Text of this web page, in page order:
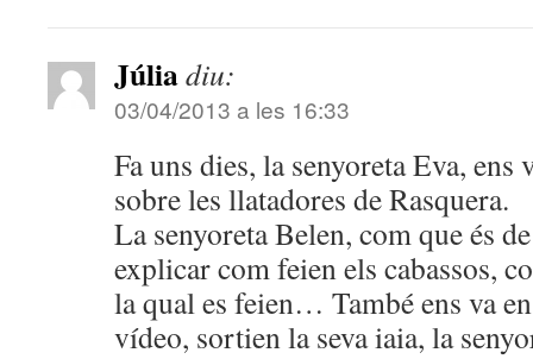
Júliadiu:
03/04/2013 a les 16:33
Fa uns dies, la senyoreta Eva, ens
sobre les llatadores de Rasquera.
La senyoreta Belen, com que és
explicar com feien els cabassos,
la qual es feien… També ens va
vídeo, sortien la seva iaia, la